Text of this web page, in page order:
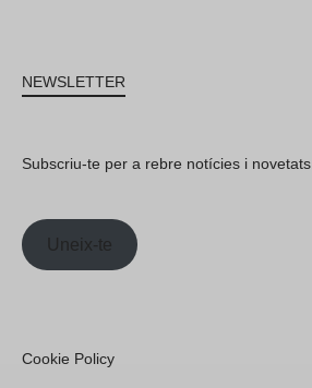
NEWSLETTER
Subscriu-te per a rebre notícies i novetats.
Uneix-te
Cookie Policy